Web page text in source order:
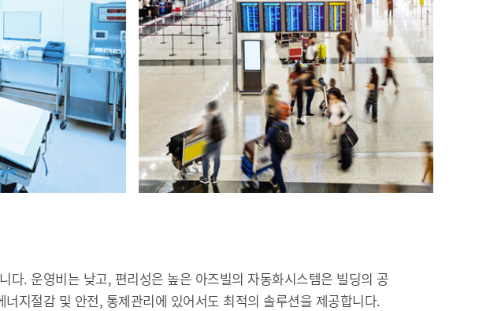
다. 운영비는 낮고, 편리성은 높은 아즈빌의 자동화시스템은 빌딩의 공
지절감 및 안전, 통제관리에 있어서도 최적의 솔루션을 제공합니다.